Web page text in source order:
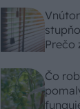
Prečo
Čo